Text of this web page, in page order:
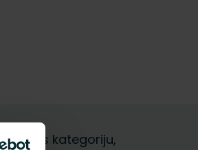
kategoriju,